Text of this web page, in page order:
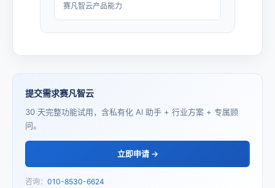
赛凡智云产品能力
提交需求赛凡智云
30 天完整功能试用，含私有化 AI 助手 + 行业方案 + 专属顾
问。
立即申请 →
咨询： 010-8530-6624